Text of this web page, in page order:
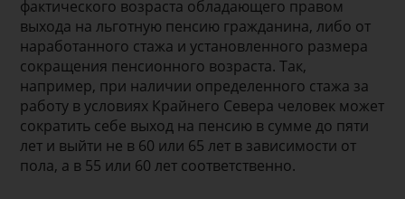
фактического возраста обладающего правом
выхода на льготную пенсию гражданина, либо от
наработанного стажа и установленного размера
сокращения пенсионного возраста. Так,
например, при наличии определенного стажа за
работу в условиях Крайнего Севера человек может
сократить себе выход на пенсию в сумме до пяти
лет и выйти не в 60 или 65 лет в зависимости от
пола, а в 55 или 60 лет соответственно.